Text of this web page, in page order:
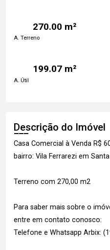
270.00 m²
A. Terreno
199.07 m²
A. Útil
Descrição do Imóvel
Casa Comercial à Venda R$
bairro: Vila Ferrarezi em
Terreno com 270,00 m2
Para saber mais sobre o
entre em contato conosco:
Telefone e Whatsapp Arbix: